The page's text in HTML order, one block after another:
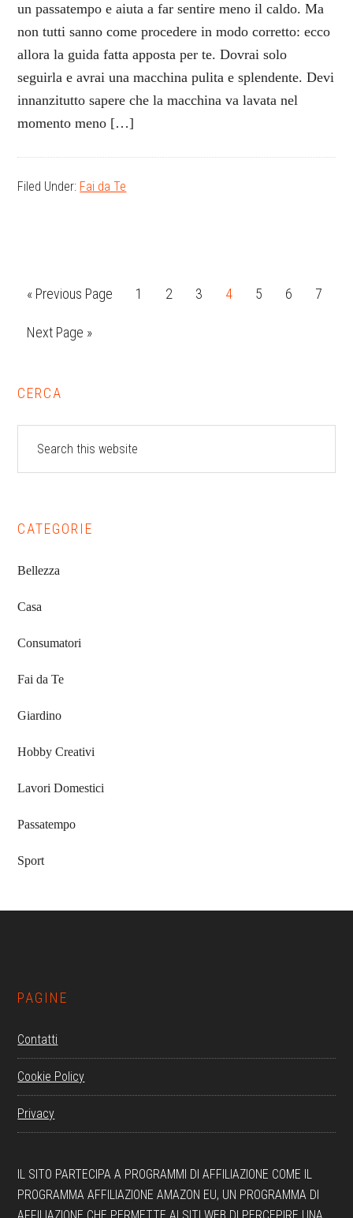
un passatempo e aiuta a far sentire meno il caldo. Ma
non tutti sanno come procedere in modo corretto: ecco
allora la guida fatta apposta per te. Dovrai solo
seguirla e avrai una macchina pulita e splendente. Devi
innanzitutto sapere che la macchina va lavata nel
momento meno […]
Filed Under: Fai da Te
« Go
Previous Page Page
1 Page
2 Page
3 Page
4 Page
5 Page
6 Page
7
Go
Next Page »
Primary
Sidebar
CERCA
website
CATEGORIE
Bellezza
Casa
Consumatori
Fai da Te
Giardino
Hobby Creativi
Lavori Domestici
Passatempo
Sport
PAGINE
Contatti
Cookie Policy
Privacy
IL SITO PARTECIPA A PROGRAMMI DI AFFILIAZIONE COME IL
PROGRAMMA AFFILIAZIONE AMAZON EU, UN PROGRAMMA DI